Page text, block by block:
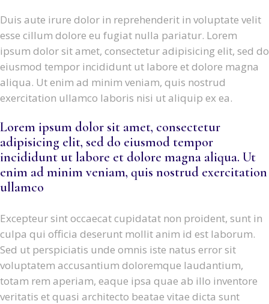
Duis aute irure dolor in reprehenderit in voluptate velit
esse cillum dolore eu fugiat nulla pariatur. Lorem
ipsum dolor sit amet, consectetur adipisicing elit, sed do
eiusmod tempor incididunt ut labore et dolore magna
aliqua. Ut enim ad minim veniam, quis nostrud
exercitation ullamco laboris nisi ut aliquip ex ea.
Lorem ipsum dolor sit amet, consectetur
adipisicing elit, sed do eiusmod tempor
incididunt ut labore et dolore magna aliqua. Ut
enim ad minim veniam, quis nostrud exercitation
ullamco
Excepteur sint occaecat cupidatat non proident, sunt in
culpa qui officia deserunt mollit anim id est laborum.
Sed ut perspiciatis unde omnis iste natus error sit
voluptatem accusantium doloremque laudantium,
totam rem aperiam, eaque ipsa quae ab illo inventore
veritatis et quasi architecto beatae vitae dicta sunt